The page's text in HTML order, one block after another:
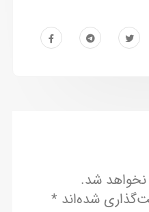
نخواهد شد.
شده‌اند *